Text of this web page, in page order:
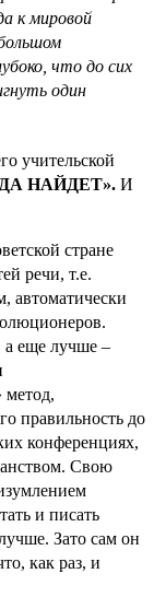
к мировой
что до сих
один
учительской
НАЙДЕТ». И
стране
речи, т.е.
автоматически
а еще лучше –
метод,
правильность до
конференциях,
Свою
и писать
Зато сам он
как раз, и